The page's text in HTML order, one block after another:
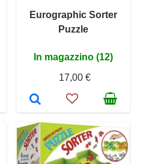
Eurographic Sorter
Puzzle
In magazzino (12)
17,00 €